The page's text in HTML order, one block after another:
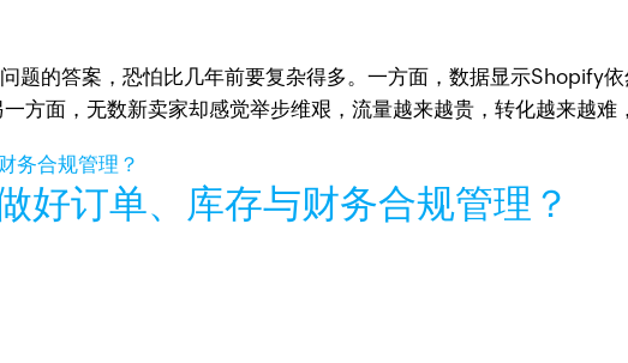
题的答案，恐怕比几年前要复杂得多。一方面，数据显示Shopify
方面，无数新卖家却感觉举步维艰，流量越来越贵，转化越来越难
好订单、库存与财务合规管理？